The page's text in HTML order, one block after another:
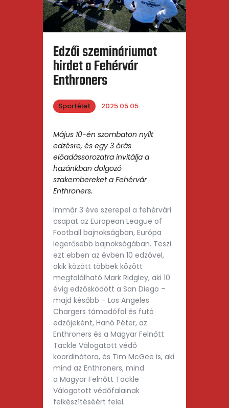
Edzői szemináriumot
hirdet a Fehérvár
Enthroners
Sportélet 2025.05.05.
Május 10-én szombaton nyílt
edzésre, és egy 3 órás
előadássorozatra invitálja a
hazánkban dolgozó
szakembereket a Fehérvár
Enthroners.
Immár 3 éve szerepel a fehérvári
csapat az European League of
Football bajnokságban, Európa
legerősebb bajnokságában. Teszi
ezt ebben az évben 10 edzővel,
akik között többek között
megtalálható Mark Ridgley, aki 10
évig edzősködött a San Diego –
majd később – Los Angeles
Chargers támadófal és futó
edzőjeként, Hanó Péter, az
Enthroners és a Magyar Felnőtt
Tackle Válogatott védő
koordinátora, és Tim McGee is, aki
mind az Enthroners, mind
a Magyar Felnőtt Tackle
Válogatott védőfalainak
felkészítéséért felel.